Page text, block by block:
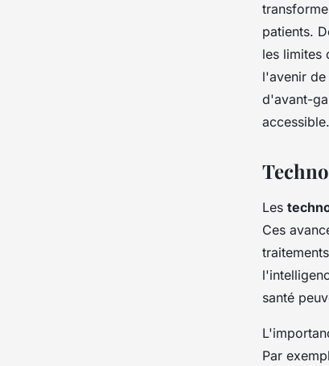
patients.
les limites
l'avenir
d'avant-
accessible.
Les
Ces
santé
Par